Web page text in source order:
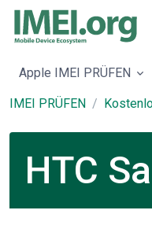
Apple IMEI PRÜFEN
IMEI PRÜFEN
HTC